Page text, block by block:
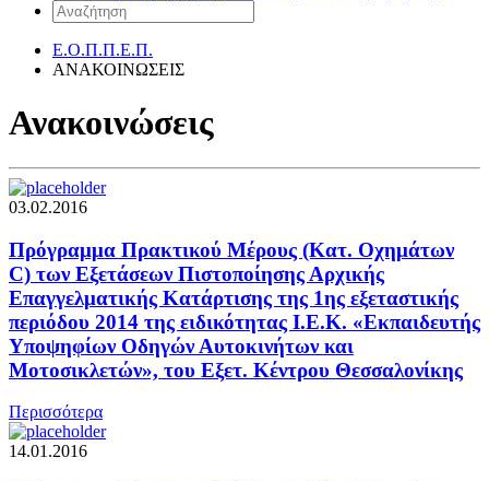
Ε.Ο.Π.Π.Ε.Π.
ΑΝΑΚΟΙΝΩΣΕΙΣ
Ανακοινώσεις
03.02.2016
Πρόγραμμα Πρακτικού Μέρους (Κατ. Οχημάτων
C) των Εξετάσεων Πιστοποίησης Αρχικής
Επαγγελματικής Κατάρτισης της 1ης εξεταστικής
περιόδου 2014 της ειδικότητας Ι.Ε.Κ. «Εκπαιδευτής
Υποψηφίων Οδηγών Αυτοκινήτων και
Μοτοσικλετών», του Εξετ. Κέντρου Θεσσαλονίκης
Περισσότερα
14.01.2016